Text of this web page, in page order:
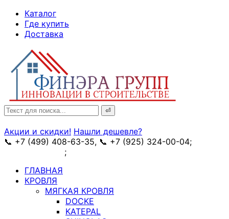
Skip
Content
Каталог
Где купить
Доставка
Search
for:
Акции и скидки! Нашли дешевле?
📞 +7 (499) 408-63-35, 📞 +7 (925) 324-00-04;
;
ГЛАВНАЯ
КРОВЛЯ
МЯГКАЯ КРОВЛЯ
DOCKE
KATEPAL